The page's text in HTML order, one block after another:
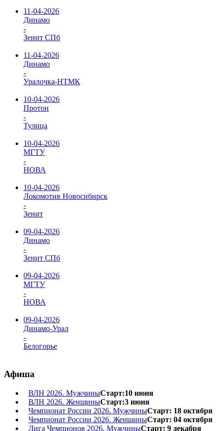
11-04-2026
Динамо
-
Зенит СПб
11-04-2026
Динамо
-
Уралочка-НТМК
10-04-2026
Протон
-
Тулица
10-04-2026
МГТУ
-
НОВА
10-04-2026
Локомотив Новосибирск
-
Зенит
09-04-2026
Динамо
-
Зенит СПб
09-04-2026
МГТУ
-
НОВА
09-04-2026
Динамо-Урал
-
Белогорье
Афиша
ВЛН 2026. МужчиныСтарт:10 июня
ВЛН 2026. ЖенщиныСтарт:3 июня
Чемпионат России 2026. МужчиныСтарт: 18 октября
Чемпионат России 2026. ЖенщиныСтарт: 04 октября
Лига Чемпионов 2026. МужчиныСтарт: 9 декабря